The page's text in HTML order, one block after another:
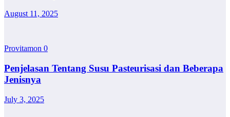
August 11, 2025
Provitamon 0
Penjelasan Tentang Susu Pasteurisasi dan Beberapa
Jenisnya
July 3, 2025